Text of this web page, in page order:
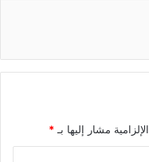
مشار إليها بـ *